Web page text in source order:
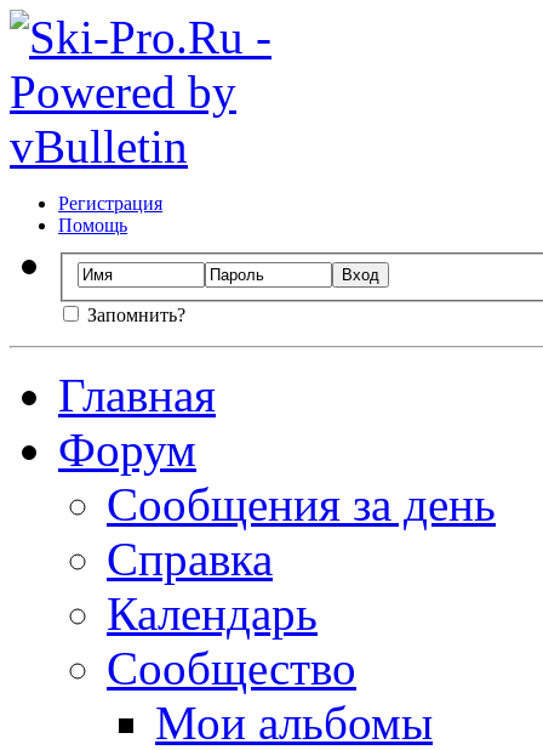
Регистрация
Помощь
Запомнить?
Главная
Форум
Сообщения за день
Справка
Календарь
Сообщество
Мои альбомы